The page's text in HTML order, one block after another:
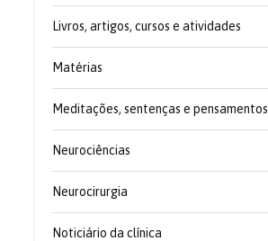
Livros, artigos, cursos e atividades
Matérias
Meditações, sentenças e pensamentos
Neurociências
Neurocirurgia
Noticiário da clínica